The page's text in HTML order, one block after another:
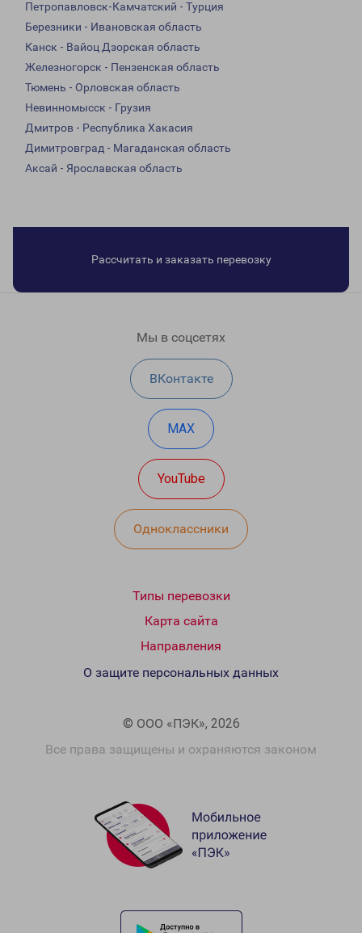
Петропавловск-Камчатский - Турция
Березники - Ивановская область
Канск - Вайоц Дзорская область
Железногорск - Пензенская область
Тюмень - Орловская область
Невинномысск - Грузия
Дмитров - Республика Хакасия
Димитровград - Магаданская область
Аксай - Ярославская область
Рассчитать и заказать перевозку
Мы в соцсетях
ВКонтакте
MAX
YouTube
Одноклассники
Типы перевозки
Карта сайта
Направления
© ООО «ПЭК», 2026
Все права защищены и охраняются законом
О защите персональных данных